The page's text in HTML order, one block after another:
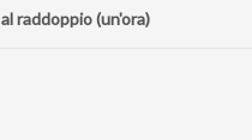
raddoppio (un'ora)